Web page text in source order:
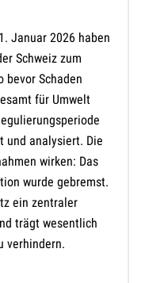
Januar 2026 haben
Schweiz zum
Schaden
für Umwelt
und analysiert. Die
wirken: Das
wurde gebremst.
ein zentraler
trägt wesentlich
verhindern.